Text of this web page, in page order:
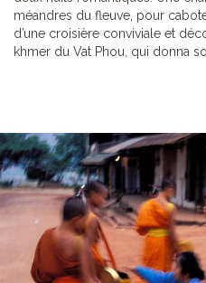
méandres du fleuve, pour
d’une croisière conviviale et
khmer du Vat Phou, qui donna